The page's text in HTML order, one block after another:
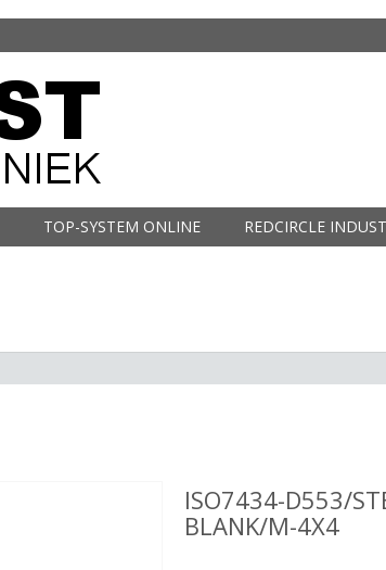
TOP-SYSTEM ONLINE REDCIRCLE
ISO7434-D553/
BLANK/M-4X4